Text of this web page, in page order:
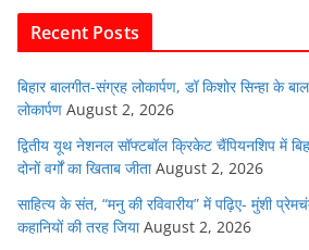
o
o
k
p
Recent Posts
बिहार बालगीत-संग्रह लोकार्पण, डॉ किशोर सिन्हा के
लोकार्पण August 2, 2026
द्वितीय यूथ नेशनल सॉफ्टबॉल क्रिकेट चैंपियनशिप में
दोनों वर्गों का खिताब जीता August 2, 2026
साहित्य के संत, “मनु की रविवारीय” में पढ़िए- मुंशी
कहानियों की तरह जिया August 2, 2026